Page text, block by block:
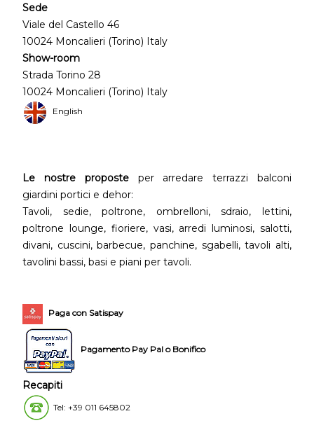
Sede
Viale del Castello 46
10024 Moncalieri (Torino) Italy
Show-room
Strada Torino 28
10024 Moncalieri (Torino) Italy
English
Le nostre proposteper arredare terrazzi balconi
giardini portici e dehor:
Tavoli, sedie, poltrone, ombrelloni, sdraio, lettini,
poltrone lounge, fioriere, vasi, arredi luminosi, salotti,
divani, cuscini, barbecue, panchine, sgabelli, tavoli alti,
tavolini bassi, basi e piani per tavoli.
Paga con Satispay
Pagamento Pay Pal o Bonifico
Recapiti
Tel: +39 011 645802